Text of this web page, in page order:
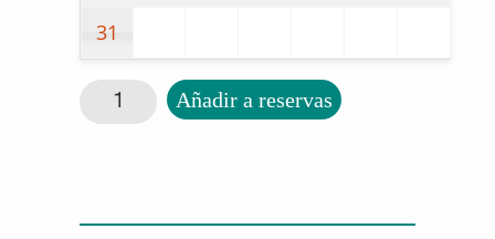
31
Regletas numéricas cantidad
Añadir a reservas